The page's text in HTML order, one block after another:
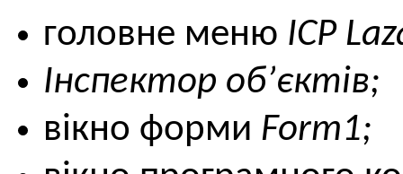
головне меню ICP
Інспектор об’єктів;
вікно форми Form1;